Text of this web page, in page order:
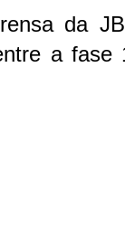
da
a